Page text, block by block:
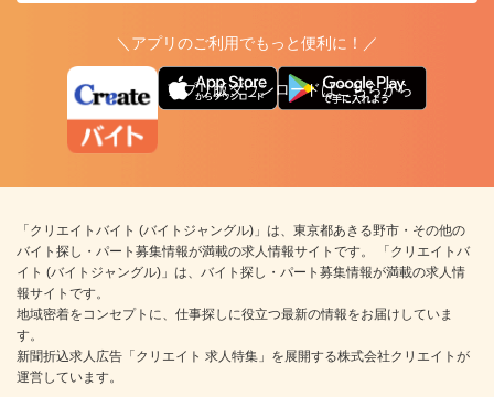
＼アプリのご利用でもっと便利に！／
アプリ版ダウンロードはこちらから
「クリエイトバイト (バイトジャングル)」は、東京都あきる野市・その他の
バイト探し・パート募集情報が満載の求人情報サイトです。 「クリエイトバ
イト (バイトジャングル)」は、バイト探し・パート募集情報が満載の求人情
報サイトです。
地域密着をコンセプトに、仕事探しに役立つ最新の情報をお届けしていま
す。
新聞折込求人広告「クリエイト 求人特集」を展開する株式会社クリエイトが
運営しています。